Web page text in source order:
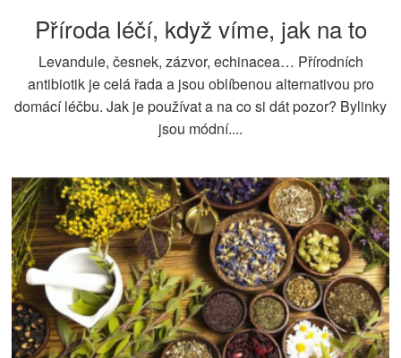
Příroda léčí, když víme, jak na to
Levandule, česnek, zázvor, echinacea… Přírodních
antibiotik je celá řada a jsou oblíbenou alternativou pro
domácí léčbu. Jak je používat a na co si dát pozor? Bylinky
jsou módní....